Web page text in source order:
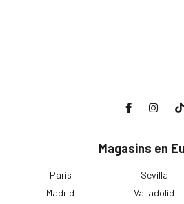
Magasins en
Paris
Madrid
Sevilla
Valladolid